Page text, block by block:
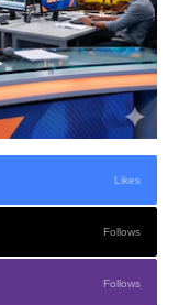
Likes
Follows
Follows